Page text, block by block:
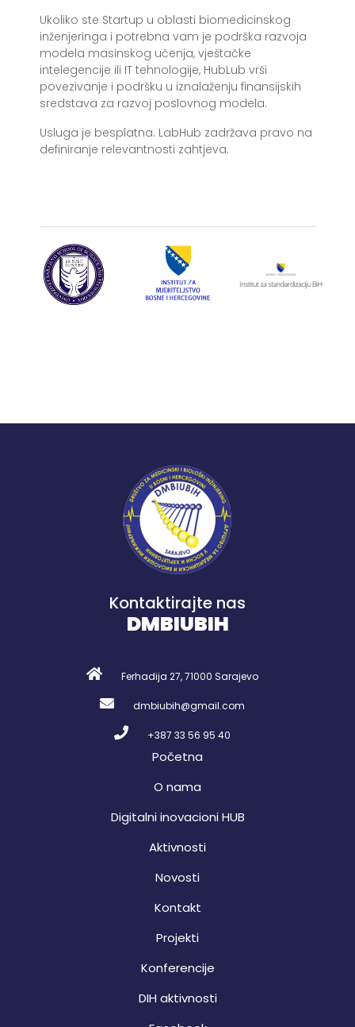
Ukoliko ste Startup u oblasti biomedicinskog
inženjeringa i potrebna vam je podrška razvoja
modela masinskog učenja, vještačke
intelegencije ili IT tehnologije, HubLub vrši
povezivanje i podršku u iznalaženju finansijskih
sredstava za razvoj poslovnog modela.
Usluga je besplatna. LabHub zadržava pravo na
definiranje relevantnosti zahtjeva.
Kontaktirajte nas
DMBIUBIH
Ferhadija 27, 71000 Sarajevo
dmbiubih@gmail.com
+387 33 56 95 40
Početna
O nama
Digitalni inovacioni HUB
Aktivnosti
Novosti
Kontakt
Projekti
Konferencije
DIH aktivnosti